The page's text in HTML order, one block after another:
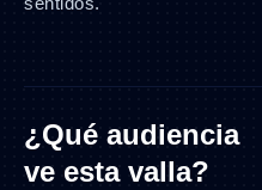
¿Qué audiencia
ve esta valla?